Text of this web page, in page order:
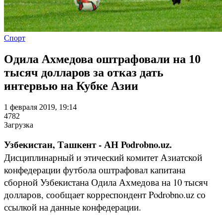
Спорт
Одила Ахмедова оштрафовали на 10
тысяч долларов за отказ дать
интервью на Кубке Азии
1 февраля 2019, 19:14
4782
Загрузка
Узбекистан, Ташкент - АН Podrobno.uz.
Дисциплинарный и этический комитет Азиатской
конфедерации футбола оштрафовал капитана
сборной Узбекистана Одила Ахмедова на 10 тысяч
долларов, сообщает корреспондент Podrobno.uz со
ссылкой на данные конфедерации.